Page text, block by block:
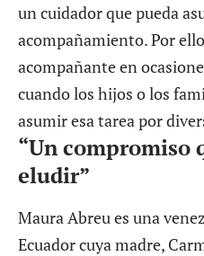
un cuidador que pueda
acompañamiento. Por
acompañante en
cuando los hijos o los
asumir esa tarea por
“Un compromiso
eludir”
Maura Abreu es una
Ecuador cuya madre,